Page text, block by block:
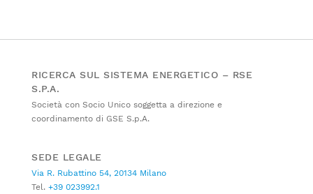
RICERCA SUL SISTEMA ENERGETICO – RSE
S.P.A.
Società con Socio Unico soggetta a direzione e
coordinamento di GSE S.p.A.
SEDE LEGALE
Via R. Rubattino 54, 20134 Milano
Tel. +39 023992.1